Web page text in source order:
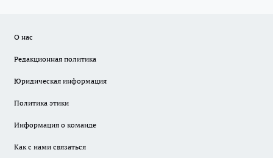
О нас
Редакционная политика
Юридическая информация
Политика этики
Информация о команде
Как с нами связаться